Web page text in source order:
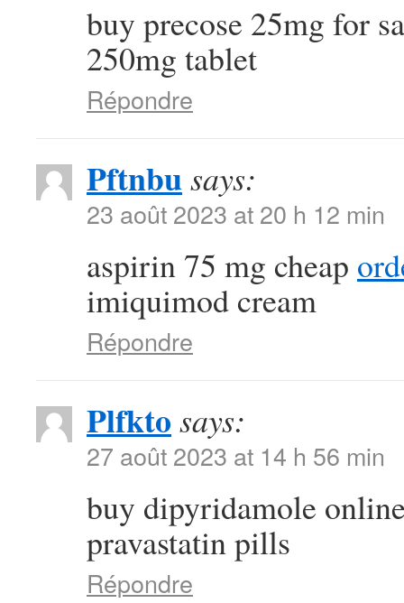
buy precose 25mg for
250mg tablet
Répondre
Pftnbusays:
23 août 2023 at 20 h 12 min
aspirin 75 mg cheap
imiquimod cream
Répondre
Plfkto says:
27 août 2023 at 14 h 56 min
buy dipyridamole
pravastatin pills
Répondre